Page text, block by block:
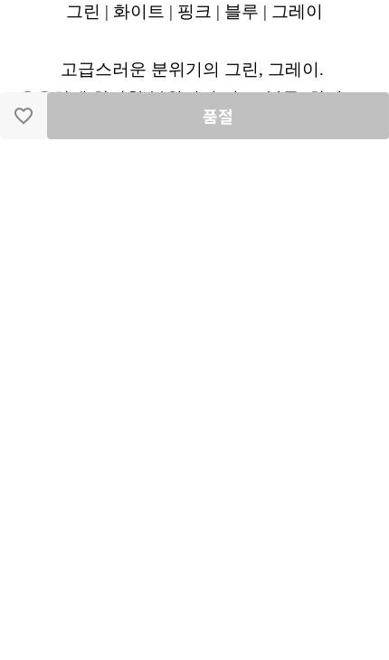
그린 | 화이트 | 핑크 | 블루 | 그레이
고급스러운 분위기의 그린, 그레이.
은은하게 화사한 분위기의 핑크, 블루, 화이트.
취향에 맞게 픽 하세요.
모든 색상 조합 추천드
품절